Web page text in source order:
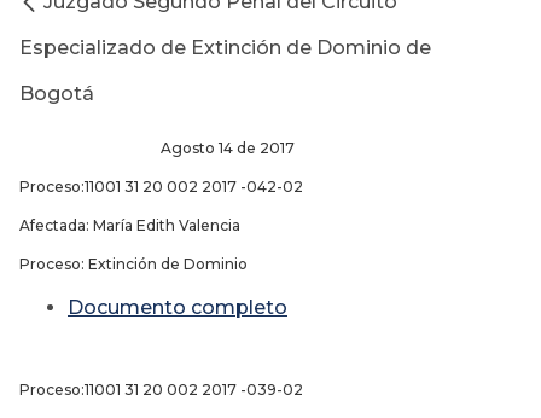
Especializado de Extinción de Dominio de
Bogotá
Agosto 14 de 2017
Proceso:11001 31 20 002 2017 -042-02
Afectada: María Edith Valencia
Proceso: Extinción de Dominio
Documento completo
Proceso:11001 31 20 002 2017 -039-02